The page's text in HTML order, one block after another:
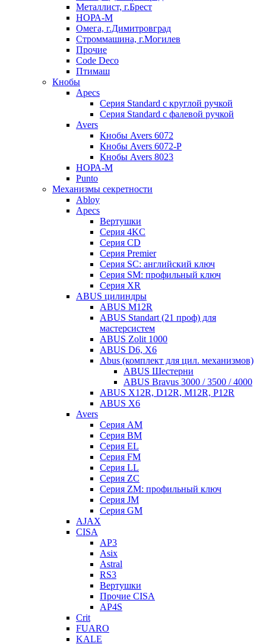
Металлист, г.Брест
НОРА-М
Омега, г.Димитровград
Строммашина, г.Могилев
Прочие
Code Deco
Птимаш
Кнобы
Apecs
Серия Standard с круглой ручкой
Серия Standard с фалевой ручкой
Avers
Кнобы Avers 6072
Кнобы Avers 6072-P
Кнобы Avers 8023
НОРА-М
Punto
Механизмы секретности
Abloy
Apecs
Вертушки
Серия 4KC
Серия CD
Серия Premier
Серия SC: английский ключ
Серия SM: профильный ключ
Серия XR
ABUS цилиндры
ABUS M12R
ABUS Standart (21 проф) для
мастерсистем
ABUS Zolit 1000
ABUS D6, X6
Abus (комплект для цил. механизмов)
ABUS Шестерни
ABUS Bravus 3000 / 3500 / 4000
ABUS X12R, D12R, M12R, P12R
ABUS X6
Avers
Серия AM
Серия BM
Серия EL
Серия FM
Серия LL
Серия ZC
Серия ZM: профильный ключ
Серия JM
Серия GM
AJAX
CISA
AP3
Asix
Astral
RS3
Вертушки
Прочие CISA
AP4S
Crit
FUARO
KALE